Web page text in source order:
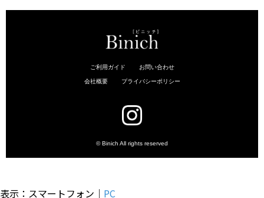
表示：スマートフォン｜ PC